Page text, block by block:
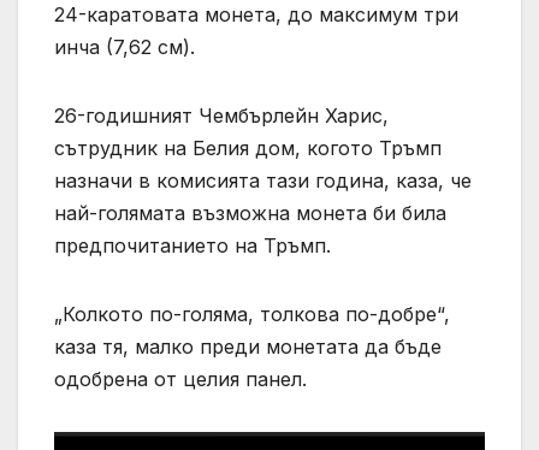
24-каратовата монета, до максимум три
инча (7,62 см).
26-годишният Чембърлейн Харис,
сътрудник на Белия дом, когото Тръмп
назначи в комисията тази година, каза, че
най-голямата възможна монета би била
предпочитанието на Тръмп.
„Колкото по-голяма, толкова по-добре“,
каза тя, малко преди монетата да бъде
одобрена от целия панел.